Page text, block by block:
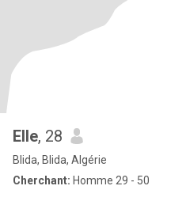
Elle, 28
Blida, Blida, Algérie
Cherchant: Homme 29 - 50